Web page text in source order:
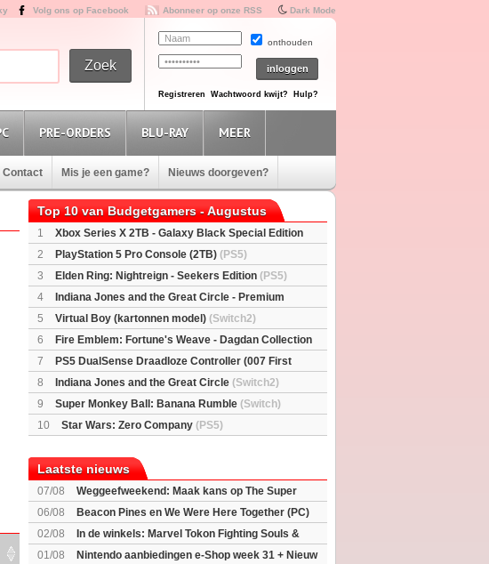
Volg ons op Facebook Abonneer op onze RSS Dark Mode
onthouden
Registreren Wachtwoord kwijt? Hulp?
PRE-ORDERS BLU-RAY MEER
Contact Mis je een game? Nieuws doorgeven?
Top 10 van Budgetgamers - Augustus
1
Xbox Series X 2TB - Galaxy Black Special Edition
(XboxSeriesX)
2 PlayStation 5 Pro Console (2TB) (PS5)
3
Elden Ring: Nightreign - Seekers Edition (PS5)
4
Indiana Jones and the Great Circle - Premium
Edition(PS5)
5 Virtual Boy (kartonnen model) (Switch2)
6
Fire Emblem: Fortune's Weave - Dagdan Collection
(Switch2)
7
PS5 DualSense Draadloze Controller (007 First
Light Limited Edition)(PS5)
8 Indiana Jones and the Great Circle (Switch2)
9
Super Monkey Ball: Banana Rumble (Switch)
10
Star Wars: Zero Company (PS5)
Laatste nieuws
07/08
Weggeefweekend: Maak kans op The Super
Mario Galaxy movie (2x)!
06/08
Beacon Pines en We Were Here Together (PC)
Gratis
02/08
In de winkels: Marvel Tokon Fighting Souls &
Beast of Reincarnation
01/08
Nintendo aanbiedingen e-Shop week 31 + Nieuw